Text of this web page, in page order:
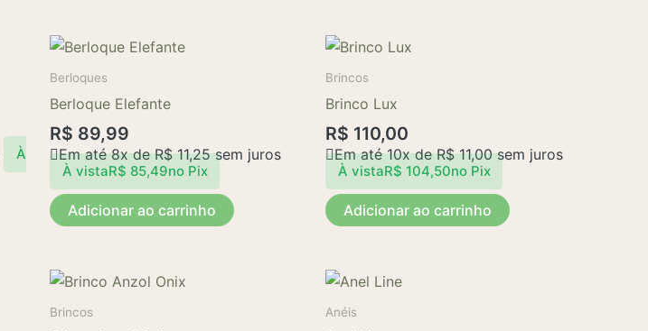
À
Berloques
Berloque Elefante
R$ 89,99
Em até 8x deR$11,25sem juros
À vistaR$ 85,49no Pix
Adicionar ao carrinho
Brincos
Brinco Lux
R$ 110,00
Em até 10x deR$11,00sem juros
À vistaR$ 104,50no Pix
Adicionar ao carrinho
Brincos Anéis